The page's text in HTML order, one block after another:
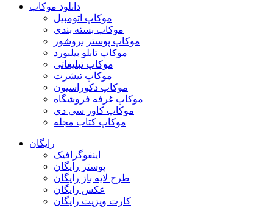
دانلود موکاپ
موکاپ اتومبیل
موکاپ بسته بندی
موکاپ پوستر بروشور
موکاپ تابلو بیلبورد
موکاپ تبلیغاتی
موکاپ تیشرت
موکاپ دکوراسیون
موکاپ غرفه فروشگاه
موکاپ کاور سی دی
موکاپ کتاب مجله
رایگان
اینفوگرافیک
پوستر رایگان
طرح لایه باز رایگان
عکس رایگان
کارت ویزیت رایگان